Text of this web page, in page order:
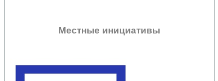
Местные инициативы